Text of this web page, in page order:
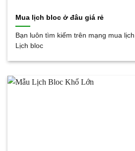
Mua lịch bloc ở đâu giá rẻ
Bạn luôn tìm kiếm trên mạng mua
Lịch bloc